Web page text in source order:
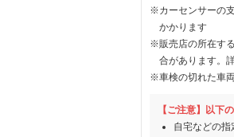
※カーセンサーの
かかります
※販売店の所在す
合があります。
※車検の切れた車
【ご注意】以下
自宅などの